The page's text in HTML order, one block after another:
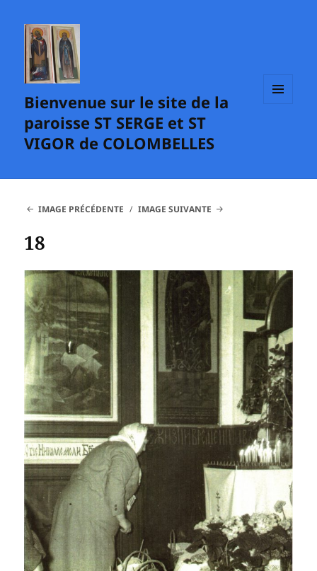
Bienvenue sur le site de la
paroisse ST SERGE et ST
VIGOR de COLOMBELLES
IMAGE PRÉCÉDENTE IMAGE SUIVANTE
18